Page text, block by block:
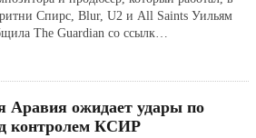
Спирс, Blur, U2 и All Saints Уильям
The Guardian со ссылк…
Аравия ожидает удары по
контролем КСИР